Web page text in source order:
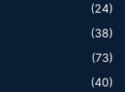
(24)
(38)
(73)
(40)